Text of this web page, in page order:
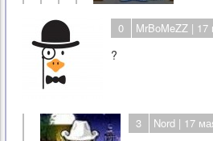
0 MrBoMeZZ | 17
?
3 Nord | 17